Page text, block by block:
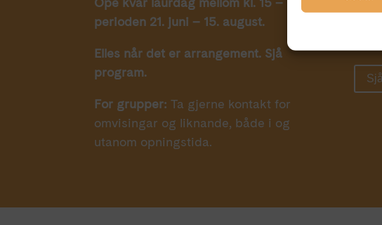
perioden 21. juni – 15. august.
Elles når det er arrangement. Sjå
program.
For grupper:Ta gjerne kontakt for
omvisingar og liknande, både i og
utanom opningstida.